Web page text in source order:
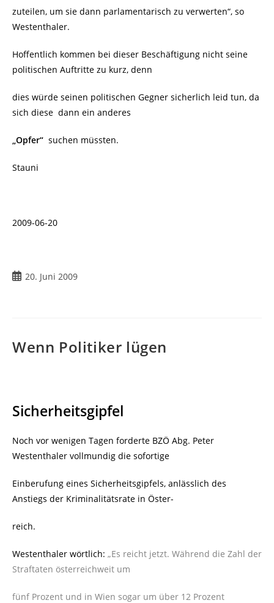
zuteilen, um sie dann parlamentarisch zu verwerten“, so
Westenthaler.
Hoffentlich kommen bei dieser Beschäftigung nicht seine
politischen Auftritte zu kurz, denn
dies würde seinen politischen Gegner sicherlich leid tun, da
sich diese dann ein anderes
„Opfer“ suchen müssten.
Stauni
2009-06-20
Beitrag
20. Juni 2009
Wenn Politiker lügen
Sicherheitsgipfel
Noch vor wenigen Tagen forderte BZÖ Abg. Peter
Westenthaler vollmundig die sofortige
Einberufung eines Sicherheitsgipfels, anlässlich des
Anstiegs der Kriminalitätsrate in Öster-
reich.
Westenthaler wörtlich: „Es reicht jetzt. Während die Zahl der
Straftaten österreichweit um
fünf Prozent und in Wien sogar um über 12 Prozent